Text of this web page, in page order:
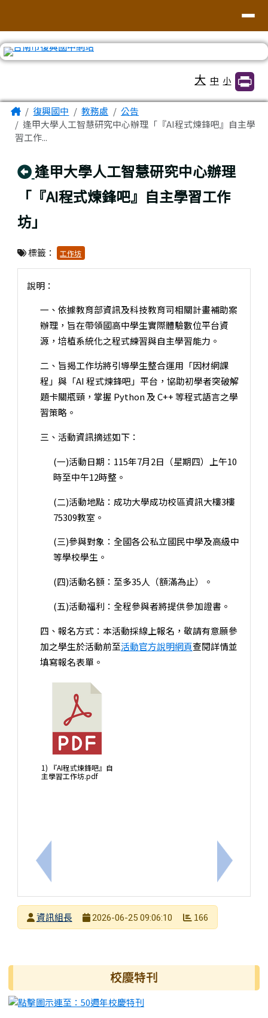
大 中 小
主內容區域
Home復興國中 教務處
公告
逢甲大學人工智慧研究中心辦理「『AI程式煉鋒吧』自主學
習工作...
回上頁
逢甲大學人工智慧研究中心辦理
「『AI程式煉鋒吧』自主學習工作
坊」
標籤： 工作坊
上一筆：台灣大哥大基金會 × 親子天下聯合舉辦【免費
說明：
一、依據教育部資訊及科技教育司相關計畫補助案
辦理，旨在帶領國高中學生實際體驗數位平台資
源，培植系統化之程式練習與自主學習能力。
二、旨揭工作坊將引導學生整合運用「因材網課
程」與「AI 程式煉鋒吧」平台，協助初學者突破解
題卡關瓶頸，掌握 Python 及 C++ 等程式語言之學
習策略。
三、活動資訊摘述如下：
(一)活動日期：115年7月2日（星期四）上午10
時至中午12時整。
(二)活動地點：成功大學成功校區資訊大樓3樓
75309教室。
(三)參與對象：全國各公私立國民中學及高級中
等學校學生。
(四)活動名額：至多35人（額滿為止）。
(五)活動福利：全程參與者將提供參加證書。
四、報名方式：本活動採線上報名，敬請有意願參
加之學生於活動前至活動官方說明網頁查閱詳情並
填寫報名表單。
1) 『AI程式煉鋒吧』自
主學習工作坊.pdf
下一筆：
發布者
資訊組長
2026-06-25 09:06:10 166
右邊區域內容 校慶特刊
頁尾區域